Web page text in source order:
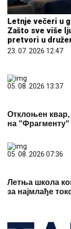
Letnje večeri u
Zašto sve više
pretvori u
23. 07. 2026 12:47
05. 08. 2026 13:37
Отклоњен
на "Фрагменту"
05. 08. 2026 07:36
Летња школа
за најмлађе